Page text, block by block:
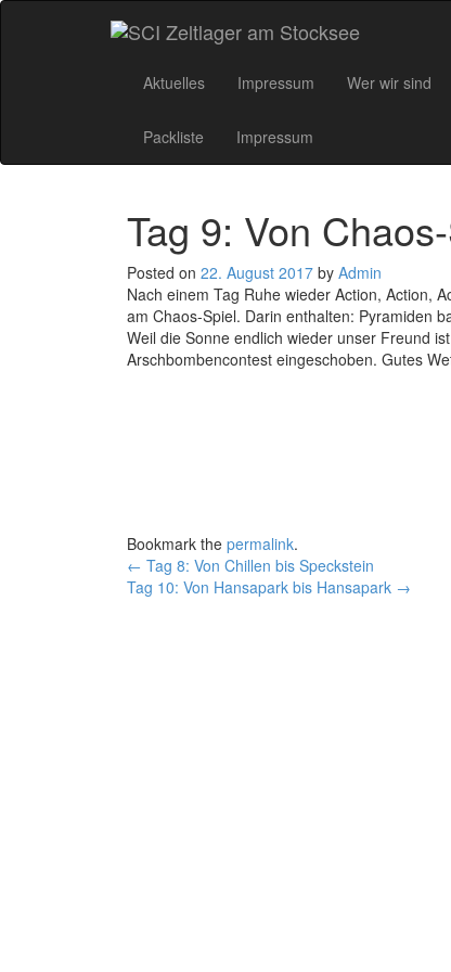
Aktuelles
Impressum Wer wir sind
Packliste Impressum
Tag 9: Von
Posted on 22. August 2017 by Admin
Nach einem Tag Ruhe wieder Action, Action,
am Chaos-Spiel. Darin enthalten: Pyramiden
Weil die Sonne endlich wieder unser Freund
Arschbombencontest eingeschoben. Gutes
Bookmark the permalink.
Post
navigation
← Tag 8: Von Chillen bis Speckstein
Tag 10: Von Hansapark bis Hansapark →